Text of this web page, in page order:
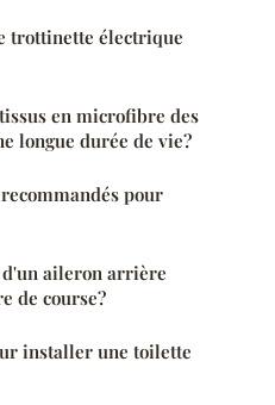
trottinette électrique
en microfibre des
longue durée de vie?
pour
d'un aileron arrière
de course?
installer une toilette